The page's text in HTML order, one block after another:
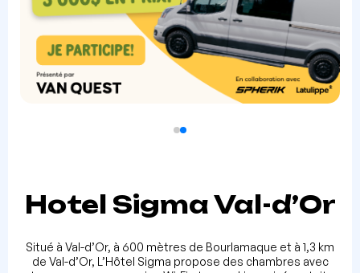
Hotel Sigma Val-d’Or
Situé à Val-d’Or, à 600 mètres de Bourlamaque et à 1,3 km
de Val-d’Or, L’Hôtel Sigma propose des chambres avec